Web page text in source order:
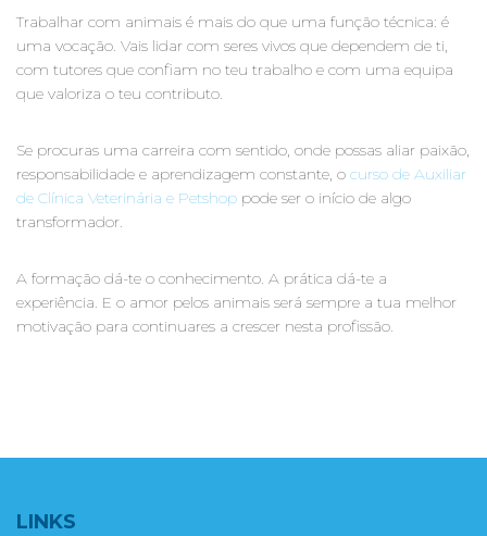
Trabalhar com animais é mais do que uma função técnica: é
uma vocação. Vais lidar com seres vivos que dependem de ti,
com tutores que confiam no teu trabalho e com uma equipa
que valoriza o teu contributo.
Se procuras uma carreira com sentido, onde possas aliar paixão,
responsabilidade e aprendizagem constante, o curso de Auxiliar
de Clínica Veterinária e Petshop pode ser o início de algo
transformador.
A formação dá-te o conhecimento. A prática dá-te a
experiência. E o amor pelos animais será sempre a tua melhor
motivação para continuares a crescer nesta profissão.
LINKS